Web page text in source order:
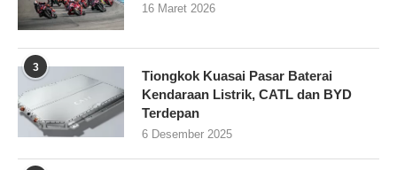
16 Maret 2026
3
Tiongkok Kuasai Pasar Baterai
Kendaraan Listrik, CATL dan BYD
Terdepan
6 Desember 2025